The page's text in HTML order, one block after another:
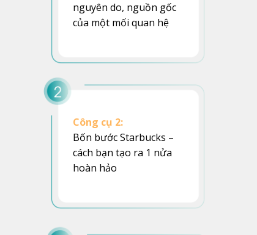
nguyên do, nguồn gốc
của một mối quan hệ
Công cụ 2:
Bốn bước Starbucks –
cách bạn tạo ra 1 nửa
hoàn hảo